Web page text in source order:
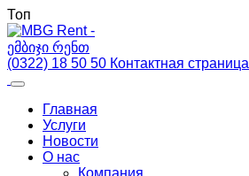
Топ
(0322) 18 50 50 Контактная страница
Главная
Услуги
Новости
О нас
Компания